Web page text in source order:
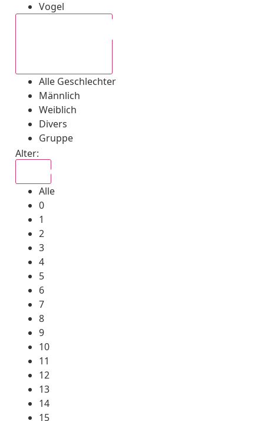
Vogel
Alle Geschlechter
Männlich
Weiblich
Divers
Gruppe
Alter:
Alle
0
1
2
3
4
5
6
7
8
9
10
11
12
13
14
15